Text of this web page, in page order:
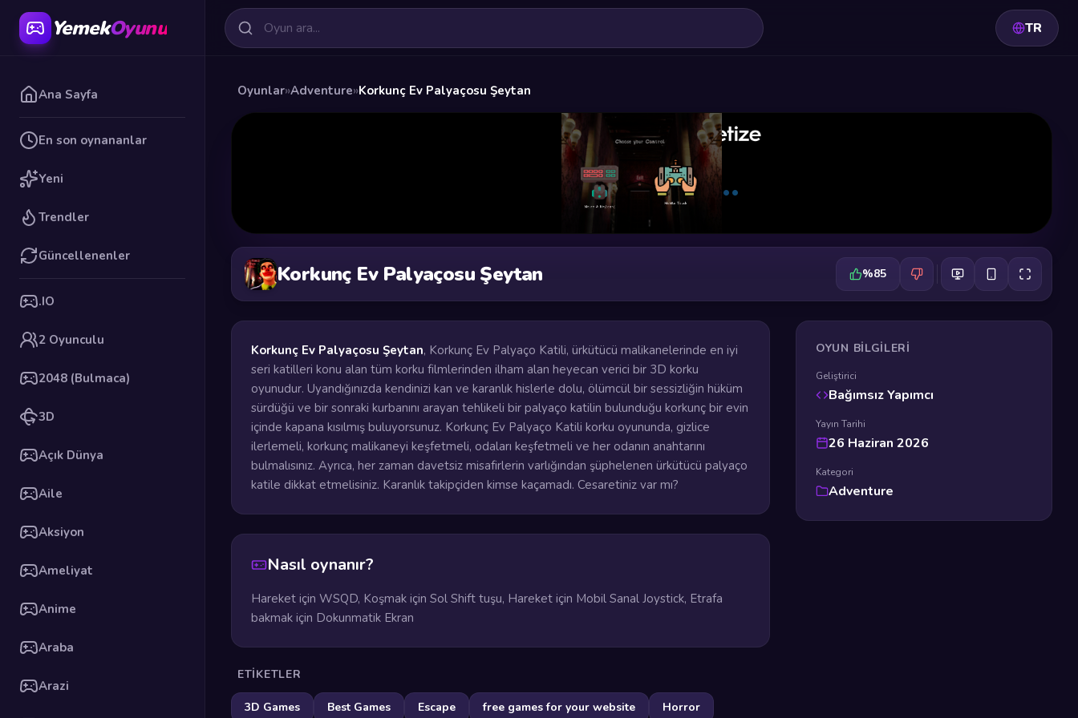
YemekOyunu
Ana Sayfa
En son oynananlar
Yeni
Trendler
Güncellenenler
.IO
2 Oyunculu
2048 (Bulmaca)
3D
Açık Dünya
Aile
Aksiyon
Ameliyat
Anime
Araba
Arazi
TR
Oyunlar»Adventure»Korkunç Ev Palyaçosu Şeytan
Korkunç Ev Palyaçosu Şeytan %85
Korkunç Ev Palyaçosu Şeytan, Korkunç Ev Palyaço Katili, ürkütücü malikanelerinde en iyi
seri katilleri konu alan tüm korku filmlerinden ilham alan heyecan verici bir 3D korku
oyunudur. Uyandığınızda kendinizi kan ve karanlık hislerle dolu, ölümcül bir sessizliğin hüküm
sürdüğü ve bir sonraki kurbanını arayan tehlikeli bir palyaço katilin bulunduğu korkunç bir evin
içinde kapana kısılmış buluyorsunuz. Korkunç Ev Palyaço Katili korku oyununda, gizlice
ilerlemeli, korkunç malikaneyi keşfetmeli, odaları keşfetmeli ve her odanın anahtarını
bulmalısınız. Ayrıca, her zaman davetsiz misafirlerin varlığından şüphelenen ürkütücü palyaço
katile dikkat etmelisiniz. Karanlık takipçiden kimse kaçamadı. Cesaretiniz var mı?
Nasıl oynanır?
Hareket için WSQD, Koşmak için Sol Shift tuşu, Hareket için Mobil Sanal Joystick, Etrafa
bakmak için Dokunmatik Ekran
ETIKETLER
3D Games Best Games Escape free games for your website Horror
OYUN BILGILERI
Geliştirici
Bağımsız Yapımcı
Yayın Tarihi
26 Haziran 2026
Kategori
Adventure